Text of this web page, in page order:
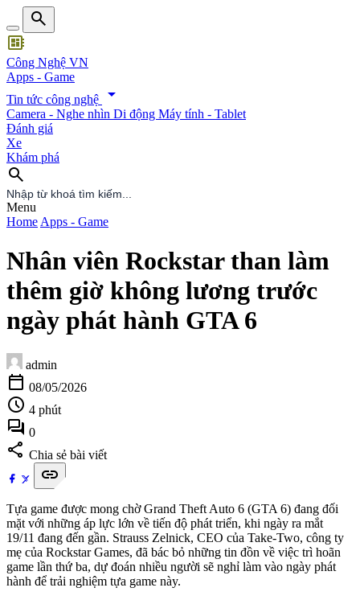
search
developer_board
Công Nghệ VN
Apps - Game
Tin tức công nghệ
arrow_drop_down
Camera - Nghe nhìn Di động Máy tính - Tablet
Đánh giá
Xe
Khám phá
search
search
Menu
Home Apps - Game
Nhân viên Rockstar than làm
thêm giờ không lương trước
ngày phát hành GTA 6
admin
calendar_today 08/05/2026
schedule 4 phút
forum 0
share Chia sẻ bài viết
link
Tựa game được mong chờ Grand Theft Auto 6 (GTA 6) đang đối
mặt với những áp lực lớn về tiến độ phát triển, khi ngày ra mắt
19/11 đang đến gần. Strauss Zelnick, CEO của Take-Two, công ty
mẹ của Rockstar Games, đã bác bỏ những tin đồn về việc trì hoãn
game lần thứ ba, dự đoán nhiều người sẽ nghỉ làm vào ngày phát
hành để trải nghiệm tựa game này.